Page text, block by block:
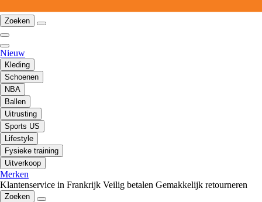
Zoeken
Nieuw
Kleding
Schoenen
NBA
Ballen
Uitrusting
Sports US
Lifestyle
Fysieke training
Uitverkoop
Merken
Klantenservice in Frankrijk Veilig betalen Gemakkelijk retourneren
Zoeken